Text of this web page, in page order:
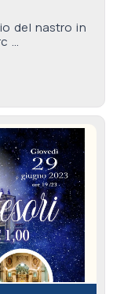
del nastro in
...